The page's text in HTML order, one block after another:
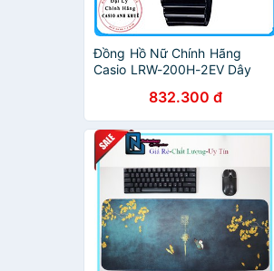
Đồng Hồ Nữ Chính Hãng
Casio LRW-200H-2EV Dây
832.300 đ